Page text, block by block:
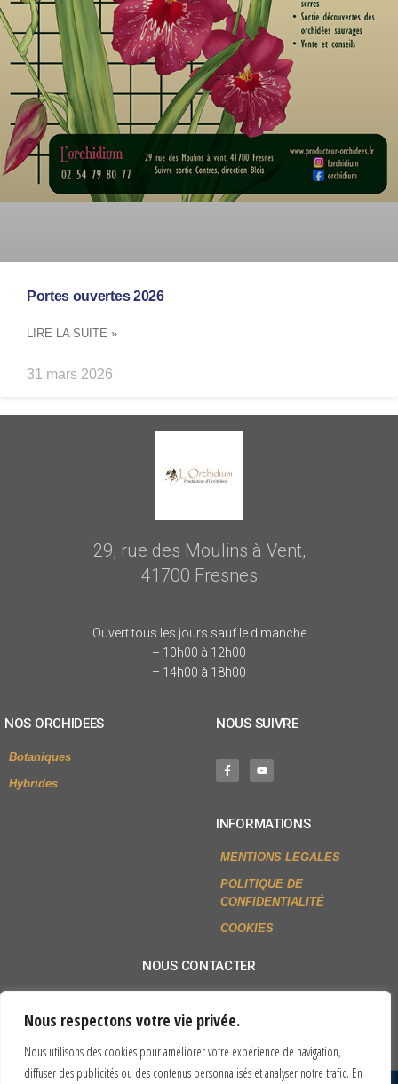
Nous respectons votre vie privée.
Nous utilisons des cookies pour améliorer votre expérience de navigation,
diffuser des publicités ou des contenus personnalisés et analyser notre trafic. En
Portes ouvertes 2026
LIRE LA SUITE »
31 mars 2026
29, rue des Moulins à Vent,
41700 Fresnes
Ouvert tous les jours sauf le dimanche
– 10h00 à 12h00
– 14h00 à 18h00
NOS ORCHIDEES
Botaniques
Hybrides
NOUS SUIVRE
INFORMATIONS
MENTIONS LEGALES
POLITIQUE DE
CONFIDENTIALITÉ
COOKIES
NOUS CONTACTER
Envoyer un mail